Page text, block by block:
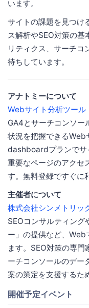
います。
サイトの課題を見つけ
ス解析やSEO対策の
リティクス、サーチコ
待ちしています。
アナトミーについて
Webサイト分析ツール
GA4とサーチコンソー
状況を把握できるWeb
dashboardプランでサ
重要なページのアクセ
す。無料登録ですぐに
主催者について
株式会社シンメトリッ
SEOコンサルティング
ー」の提供など、Web
ます。SEO対策の専
ーチコンソールのデー
案の策定を支援するた
開催予定イベント